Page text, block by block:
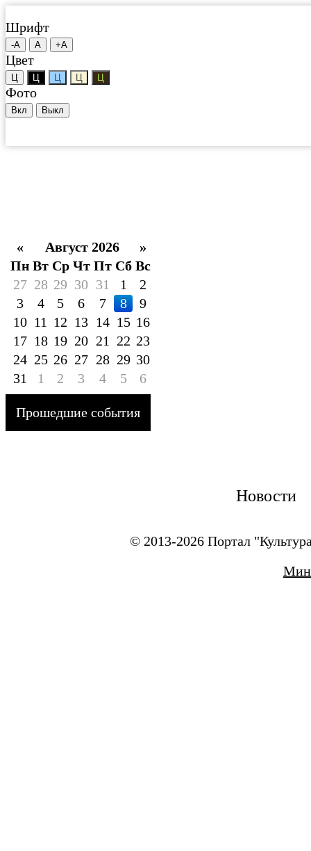
Шрифт
-А А +А
Цвет
Ц Ц Ц Ц Ц
Фото
Вкл Выкл
« Август 2026
»
Пн Вт Ср Чт Пт Сб Вс
27 28 29 30 31 1
2
3
4 5 6 7 8
9
10 11 12 13 14 15 16
17 18 19 20 21 22 23
24 25 26 27 28 29 30
31
1 2 3 4 5 6
Прошедшие события
Новости
© 2013-2026 Портал